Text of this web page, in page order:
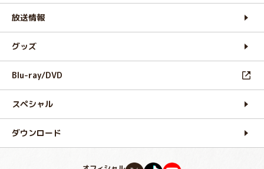
放送情報
グッズ
Blu-ray/DVD
スペシャル
ダウンロード